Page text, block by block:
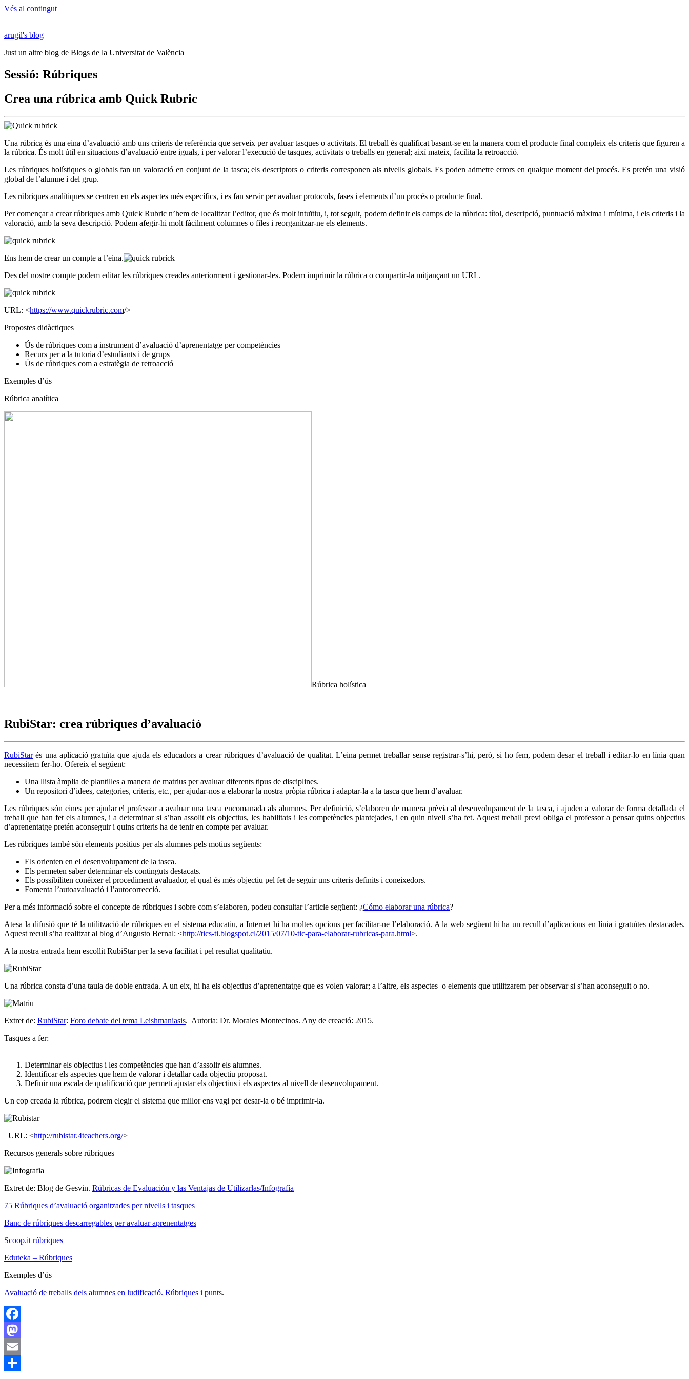
Vés al contingut
arugil's blog
Just un altre blog de Blogs de la Universitat de València
Sessió: Rúbriques
Crea una rúbrica amb Quick Rubric
Una rúbrica és una eina d’avaluació amb uns criteris de referència que serveix per avaluar tasques o activitats. El treball és qualificat basant-se en la manera com el producte final compleix els criteris que figuren a
la rúbrica. És molt útil en situacions d’avaluació entre iguals, i per valorar l’execució de tasques, activitats o treballs en general; així mateix, facilita la retroacció.
Les rúbriques holístiques o globals fan un valoració en conjunt de la tasca; els descriptors o criteris corresponen als nivells globals. Es poden admetre errors en qualque moment del procés. Es pretén una visió
global de l’alumne i del grup.
Les rúbriques analítiques se centren en els aspectes més específics, i es fan servir per avaluar protocols, fases i elements d’un procés o producte final.
Per començar a crear rúbriques amb Quick Rubric n’hem de localitzar l’editor, que és molt intuïtiu, i, tot seguit, podem definir els camps de la rúbrica: títol, descripció, puntuació màxima i mínima, i els criteris i la
valoració, amb la seva descripció. Podem afegir-hi molt fàcilment columnes o files i reorganitzar-ne els elements.
Ens hem de crear un compte a l’eina.
Des del nostre compte podem editar les rúbriques creades anteriorment i gestionar-les. Podem imprimir la rúbrica o compartir-la mitjançant un URL.
URL: <https://www.quickrubric.com/>
Propostes didàctiques
Ús de rúbriques com a instrument d’avaluació d’aprenentatge per competències
Recurs per a la tutoria d’estudiants i de grups
Ús de rúbriques com a estratègia de retroacció
Exemples d’ús
Rúbrica analítica
Rúbrica holística
RubiStar: crea rúbriques d’avaluació
RubiStarés una aplicació gratuïta que ajuda els educadors a crear rúbriques d’avaluació de qualitat. L’eina permet treballar sense registrar-s’hi, però, si ho fem, podem desar el treball i editar-lo en línia quan
necessitem fer-ho. Ofereix el següent:
Una llista àmplia de plantilles a manera de matrius per avaluar diferents tipus de disciplines.
Un repositori d’idees, categories, criteris, etc., per ajudar-nos a elaborar la nostra pròpia rúbrica i adaptar-la a la tasca que hem d’avaluar.
Les rúbriques són eines per ajudar el professor a avaluar una tasca encomanada als alumnes. Per definició, s’elaboren de manera prèvia al desenvolupament de la tasca, i ajuden a valorar de forma detallada el
treball que han fet els alumnes, i a determinar si s’han assolit els objectius, les habilitats i les competències plantejades, i en quin nivell s’ha fet. Aquest treball previ obliga el professor a pensar quins objectius
d’aprenentatge pretén aconseguir i quins criteris ha de tenir en compte per avaluar.
Les rúbriques també són elements positius per als alumnes pels motius següents:
Els orienten en el desenvolupament de la tasca.
Els permeten saber determinar els continguts destacats.
Els possibiliten conèixer el procediment avaluador, el qual és més objectiu pel fet de seguir uns criteris definits i coneixedors.
Fomenta l’autoavaluació i l’autocorrecció.
Per a més informació sobre el concepte de rúbriques i sobre com s’elaboren, podeu consultar l’article següent: ¿Cómo elaborar una rúbrica?
Atesa la difusió que té la utilització de rúbriques en el sistema educatiu, a Internet hi ha moltes opcions per facilitar-ne l’elaboració. A la web següent hi ha un recull d’aplicacions en línia i gratuïtes destacades.
Aquest recull s’ha realitzat al blog d’Augusto Bernal: <http://tics-ti.blogspot.cl/2015/07/10-tic-para-elaborar-rubricas-para.html>.
A la nostra entrada hem escollit RubiStar per la seva facilitat i pel resultat qualitatiu.
Una rúbrica consta d’una taula de doble entrada. A un eix, hi ha els objectius d’aprenentatge que es volen valorar; a l’altre, els aspectes o elements que utilitzarem per observar si s’han aconseguit o no.
Extret de: RubiStar: Foro debate del tema Leishmaniasis. Autoria: Dr. Morales Montecinos. Any de creació: 2015.
Tasques a fer:
Determinar els objectius i les competències que han d’assolir els alumnes.
Identificar els aspectes que hem de valorar i detallar cada objectiu proposat.
Definir una escala de qualificació que permeti ajustar els objectius i els aspectes al nivell de desenvolupament.
Un cop creada la rúbrica, podrem elegir el sistema que millor ens vagi per desar-la o bé imprimir-la.
URL: <http://rubistar.4teachers.org/>
Recursos generals sobre rúbriques
Extret de: Blog de Gesvin. Rúbricas de Evaluación y las Ventajas de Utilizarlas/Infografía
75 Rúbriques d’avaluació organitzades per nivells i tasques
Banc de rúbriques descarregables per avaluar aprenentatges
Scoop.it rúbriques
Eduteka – Rúbriques
Exemples d’ús
Avaluació de treballs dels alumnes en ludificació. Rúbriques i punts.
Facebook
Mastodon
Email